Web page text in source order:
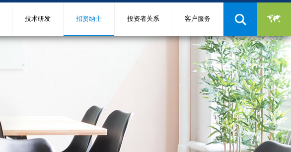
技术研发 招贤纳士 投资者关系 客户服务